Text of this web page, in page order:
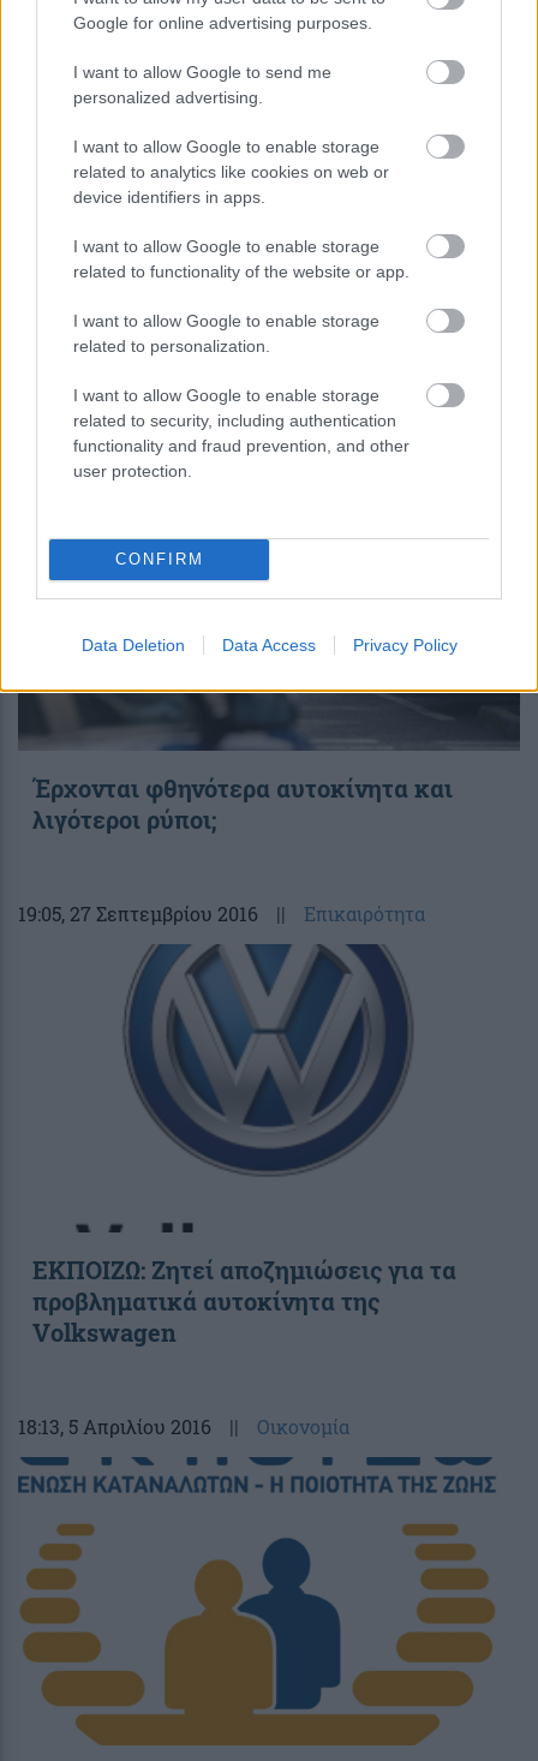
Google for online advertising purposes.
I want to allow Google to send me
personalized advertising.
I want to allow Google to enable storage
related to analytics like cookies on web or
device identifiers in apps.
I want to allow Google to enable storage
related to functionality of the website or app.
I want to allow Google to enable storage
related to personalization.
I want to allow Google to enable storage
related to security, including authentication
functionality and fraud prevention, and other
user protection.
CONFIRM
Data Deletion Data Access Privacy Policy
Λογαριασμοί «φωτιά» από απάτη με sms
– Xρεώσεις έως και 1.000 ευρώ!
, 9 Δεκεμβρίου 2016 || Auto
Έρχονται φθηνότερα αυτοκίνητα και
λιγότεροι ρύποι;
19:05, 27 Σεπτεμβρίου 2016 || Επικαιρότητα
ΕΚΠΟΙΖΩ: Ζητεί αποζημιώσεις για τα
προβληματικά αυτοκίνητα της
Volkswagen
18:13, 5 Απριλίου 2016 || Οικονομία